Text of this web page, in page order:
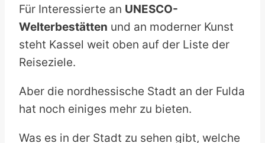
Für Interessierte an UNESCO-
Welterbestätten und an moderner Kunst
steht Kassel weit oben auf der Liste der
Reiseziele.
Aber die nordhessische Stadt an der Fulda
hat noch einiges mehr zu bieten.
Was es in der Stadt zu sehen gibt, welche